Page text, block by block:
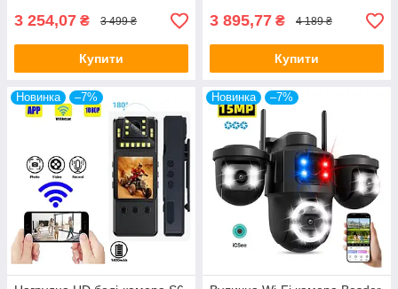
3 254,07 ₴ 3 499 ₴
Купити
3 895,77 ₴ 4 189 ₴
Купити
Новинка –7% Новинка –7%